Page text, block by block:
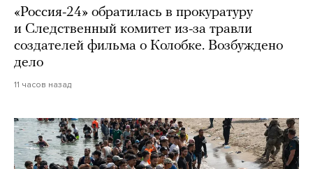
«Россия-24» обратилась в прокуратуру
и Следственный комитет из-за травли
создателей фильма о Колобке. Возбуждено
дело
11 часов назад